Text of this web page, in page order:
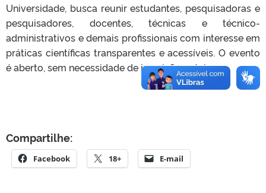
Universidade, busca reunir estudantes, pesquisadoras e
pesquisadores, docentes, técnicas e técnico-
administrativos e demais profissionais com interesse em
práticas científicas transparentes e acessíveis. O evento
é aberto, sem necessidade de inscrição prévia.
Compartilhe:
Facebook 18+ E-mail